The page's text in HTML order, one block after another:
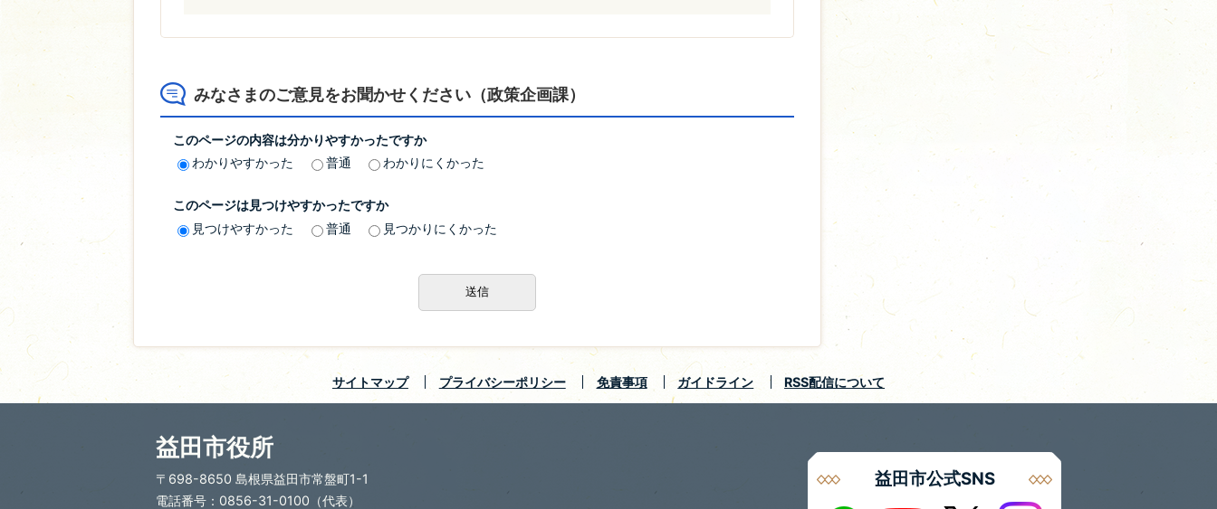
みなさまのご意見をお聞かせください（政策企画課）
このページの内容は分かりやすかったですか
わかりやすかった
普通 わかりにくかった
このページは見つけやすかったですか
見つけやすかった
普通 見つかりにくかった
サイトマップ プライバシーポリシー 免責事項 ガイドライン RSS配信について
益田市役所
〒698-8650 島根県益田市常盤町1-1
電話番号：0856-31-0100（代表）
益田市公式SNS
Instagram